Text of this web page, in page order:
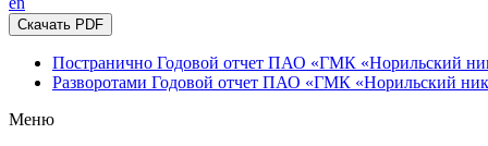
Скачать PDF
Постранично Годовой отчет ПАО «ГМК «Норильский
Разворотами Годовой отчет ПАО «ГМК «Норильский
Меню